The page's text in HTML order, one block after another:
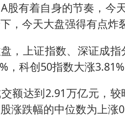
股有着自身的节奏，今
，今天大盘强得有点炸
，上证指数、深证成
，科创50指数大涨3.81%
额达到2.91万亿元，
涨跌幅的中位数为上涨